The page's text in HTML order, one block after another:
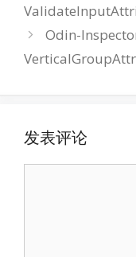
Odin-
发表评论